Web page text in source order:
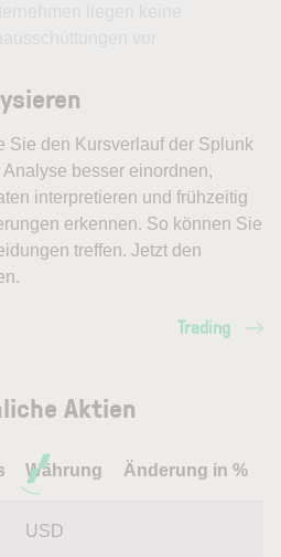
Sie den Kursverlauf der Splunk
besser einordnen,
interpretieren und frühzeitig
erkennen. So können Sie
treffen. Jetzt den
Trading
Aktien
Währung Änderung in %
USD